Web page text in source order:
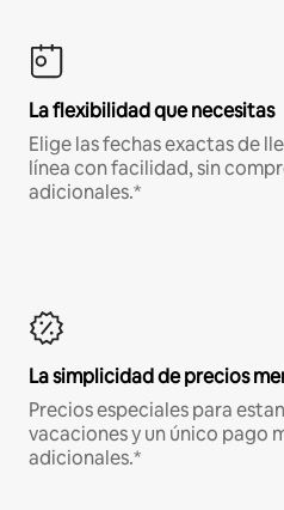
La flexibilidad que necesitas
Elige las fechas exactas de
línea con facilidad, sin
adicionales.*
La simplicidad de precios
Precios especiales para
vacaciones y un único pago
adicionales.*